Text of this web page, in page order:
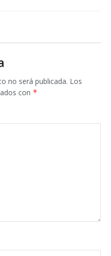
no será publicada. Los
con *